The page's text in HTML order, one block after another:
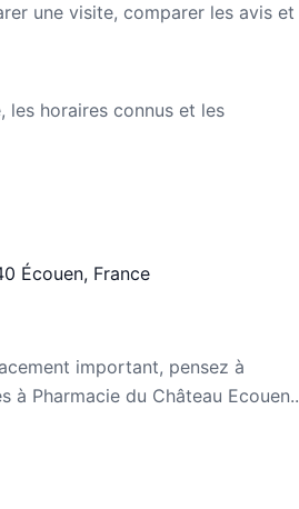
une visite, comparer les avis et
horaires connus et les
Écouen, France
important, pensez à
Pharmacie du Château Ecouen..